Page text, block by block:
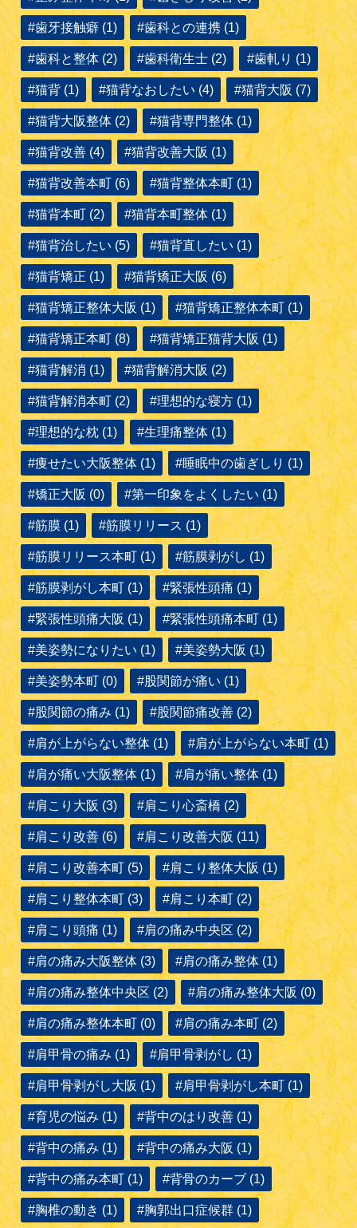
#歯牙接触癖 (1) #歯科との連携 (1)
#歯科と整体 (2) #歯科衛生士 (2) #歯軋り (1)
#猫背 (1) #猫背なおしたい (4) #猫背大阪 (7)
#猫背大阪整体 (2) #猫背専門整体 (1)
#猫背改善 (4) #猫背改善大阪 (1)
#猫背改善本町 (6) #猫背整体本町 (1)
#猫背本町 (2) #猫背本町整体 (1)
#猫背治したい (5) #猫背直したい (1)
#猫背矯正 (1) #猫背矯正大阪 (6)
#猫背矯正整体大阪 (1) #猫背矯正整体本町 (1)
#猫背矯正本町 (8) #猫背矯正猫背大阪 (1)
#猫背解消 (1) #猫背解消大阪 (2)
#猫背解消本町 (2) #理想的な寝方 (1)
#理想的な枕 (1) #生理痛整体 (1)
#痩せたい大阪整体 (1) #睡眠中の歯ぎしり (1)
#矯正大阪 (0) #第一印象をよくしたい (1)
#筋膜 (1) #筋膜リリース (1)
#筋膜リリース本町 (1) #筋膜剥がし (1)
#筋膜剥がし本町 (1) #緊張性頭痛 (1)
#緊張性頭痛大阪 (1) #緊張性頭痛本町 (1)
#美姿勢になりたい (1) #美姿勢大阪 (1)
#美姿勢本町 (0) #股関節が痛い (1)
#股関節の痛み (1) #股関節痛改善 (2)
#肩が上がらない整体 (1) #肩が上がらない本町 (1)
#肩が痛い大阪整体 (1) #肩が痛い整体 (1)
#肩こり大阪 (3) #肩こり心斎橋 (2)
#肩こり改善 (6) #肩こり改善大阪 (11)
#肩こり改善本町 (5) #肩こり整体大阪 (1)
#肩こり整体本町 (3) #肩こり本町 (2)
#肩こり頭痛 (1) #肩の痛み中央区 (2)
#肩の痛み大阪整体 (3) #肩の痛み整体 (1)
#肩の痛み整体中央区 (2) #肩の痛み整体大阪 (0)
#肩の痛み整体本町 (0) #肩の痛み本町 (2)
#肩甲骨の痛み (1) #肩甲骨剥がし (1)
#肩甲骨剥がし大阪 (1) #肩甲骨剥がし本町 (1)
#育児の悩み (1) #背中のはり改善 (1)
#背中の痛み (1) #背中の痛み大阪 (1)
#背中の痛み本町 (1) #背骨のカーブ (1)
#胸椎の動き (1) #胸郭出口症候群 (1)